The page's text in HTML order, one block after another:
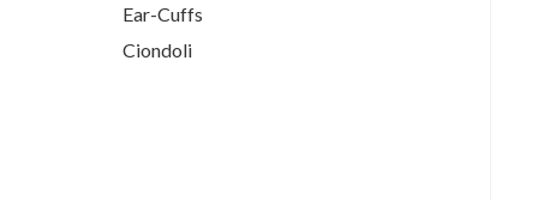
Ear-Cuffs
Ciondoli